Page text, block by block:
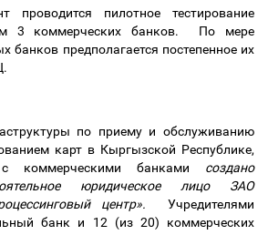
проводится пилотное тестирование
3 коммерческих банков. По мере
банков предполагается постепенное их
по приему и обслуживанию
карт в Кыргызской Республике,
коммерческими банками создано
юридическое лицо ЗАО
центр». Учредителями
банк и 12 (из 20) коммерческих